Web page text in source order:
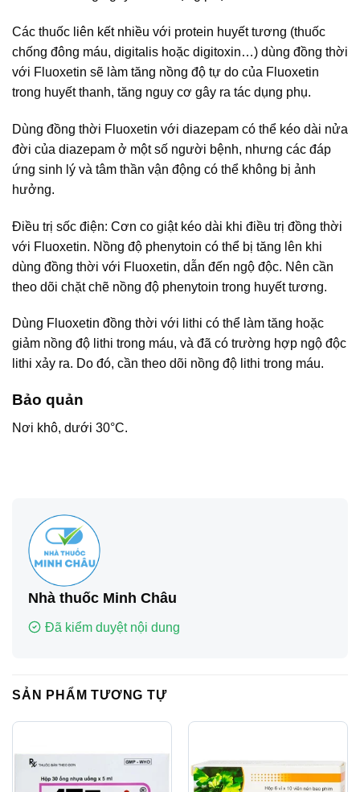
Các thuốc liên kết nhiều với protein huyết tương (thuốc
chống đông máu, digitalis hoặc digitoxin…) dùng đồng thời
với Fluoxetin sẽ làm tăng nồng độ tự do của Fluoxetin
trong huyết thanh, tăng nguy cơ gây ra tác dụng phụ.
Dùng đồng thời Fluoxetin với diazepam có thể kéo dài nửa
đời của diazepam ở một số người bệnh, nhưng các đáp
ứng sinh lý và tâm thần vận động có thể không bị ảnh
hưởng.
Điều trị sốc điện: Cơn co giật kéo dài khi điều trị đồng thời
với Fluoxetin. Nồng độ phenytoin có thể bị tăng lên khi
dùng đồng thời với Fluoxetin, dẫn đến ngộ độc. Nên cần
theo dõi chặt chẽ nồng độ phenytoin trong huyết tương.
Dùng Fluoxetin đồng thời với lithi có thể làm tăng hoặc
giảm nồng độ lithi trong máu, và đã có trường hợp ngộ độc
lithi xảy ra. Do đó, cần theo dõi nồng độ lithi trong máu.
Bảo quản
Nơi khô, dưới 30°C.
Nhà thuốc Minh Châu
Đã kiểm duyệt nội dung
SẢN PHẨM TƯƠNG TỰ